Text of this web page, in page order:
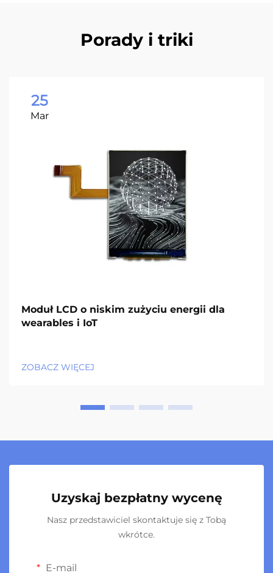
Porady i triki
25
Mar
Moduł LCD o niskim zużyciu energii dla
wearables i IoT
ZOBACZ WIĘCEJ
Uzyskaj bezpłatny wycenę
Nasz przedstawiciel skontaktuje się z Tobą
wkrótce.
E-mail